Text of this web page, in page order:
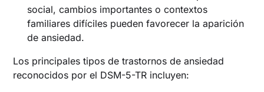
social, cambios importantes o contextos
familiares difíciles pueden favorecer la aparición
de ansiedad.
Los principales tipos de trastornos de ansiedad
reconocidos por el DSM-5-TR incluyen: